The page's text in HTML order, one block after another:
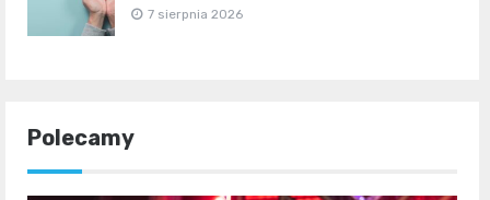
7 sierpnia 2026
Polecamy